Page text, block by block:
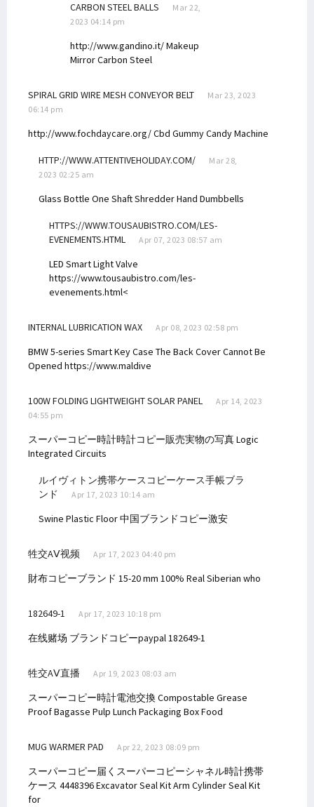
CARBON STEEL BALLS
Mar 22,
2023 04:14 pm
http://www.gandino.it/Makeup
MirrorCarbon Steel
SPIRAL GRID WIRE MESH CONVEYOR BELT
Mar 23, 2023
06:14 pm
http://www.fochdaycare.org/Cbd Gummy Candy Machine
HTTP://WWW.ATTENTIVEHOLIDAY.COM/
Mar 28,
2023 02:25 am
Glass Bottle One Shaft ShredderHand Dumbbells
HTTPS://WWW.TOUSAUBISTRO.COM/LES-
EVENEMENTS.HTML
Apr 07, 2023 08:57 am
LED Smart LightValve
https://www.tousaubistro.com/les-
evenements.html<
INTERNAL LUBRICATION WAX Apr 08, 2023 02:58 pm
BMW 5-series Smart Key Case The Back Cover Cannot Be
Opened https://www.maldive
100W FOLDING LIGHTWEIGHT SOLAR PANEL
Apr 14, 2023
04:55 pm
スーパーコピー時計時計コピー販売実物の写真Logic
Integrated Circuits
ルイヴィトン携帯ケースコピーケース手帳ブラ
ンド
Apr 17, 2023 10:14 am
Swine Plastic Floor中国ブランドコピー激安
牲交AⅤ视频 Apr 17, 2023 04:40 pm
財布コピーブランド 15-20 mm 100% Real Siberian who
182649-1 Apr 17, 2023 10:18 pm
在线赌场 ブランドコピーpaypal182649-1
牲交AⅤ直播 Apr 19, 2023 08:03 am
スーパーコピー時計電池交換Compostable Grease
Proof Bagasse Pulp Lunch Packaging Box Food
MUG WARMER PAD Apr 22, 2023 08:09 pm
スーパーコピー届くスーパーコピーシャネル時計携帯
ケース 4448396 Excavator Seal Kit Arm Cylinder Seal Kit
for